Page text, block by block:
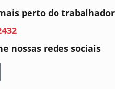
perto do trabalhador
nossas redes sociais